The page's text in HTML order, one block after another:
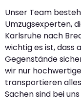
Unser Team
Umzugsexperten,
Karlsruhe nach
wichtig es ist, dass
Gegenstände
wir nur
transportieren
Sachen sind bei